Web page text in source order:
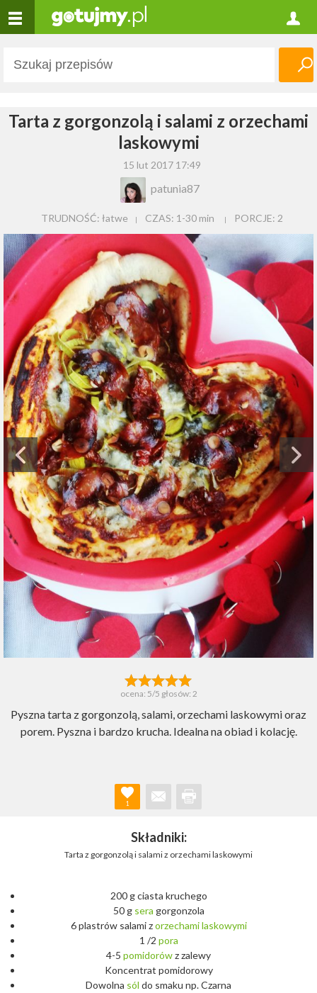
Tarta z gorgonzolą i salami z orzechami
laskowymi
15 lut 2017 17:49
patunia87
TRUDNOŚĆ: łatwe CZAS: 1-30 min PORCJE: 2
ocena: 5/5 głosów: 2
Pyszna tarta z gorgonzolą, salami, orzechami laskowymi oraz
porem. Pyszna i bardzo krucha. Idealna na obiad i kolację.
1
Składniki:
Tarta z gorgonzolą i salami z orzechami laskowymi
200 g ciasta kruchego
50 g sera gorgonzola
6 plastrów salami zorzechami laskowymi
1 /2 pora
4-5 pomidorówz zalewy
Koncentrat pomidorowy
Dowolna sól do smaku np. Czarna